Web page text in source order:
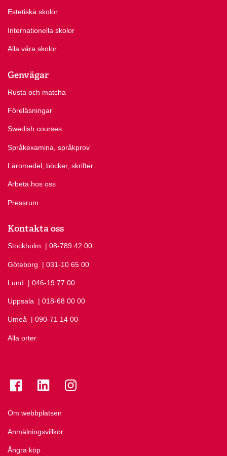
Estetiska skolor
Internationella skolor
Alla våra skolor
Genvägar
Rusta och matcha
Föreläsningar
Swedish courses
Språkexamina, språkprov
Läromedel, böcker, skrifter
Arbeta hos oss
Pressrum
Kontakta oss
Stockholm Ring Stockholm på
| 08-789 42 00
Göteborg Ring Göteborg på
| 031-10 65 00
Lund Ring Lund på
| 046-19 77 00
Uppsala Ring Uppsala på
| 018-68 00 00
Umeå Ring Umeå på
| 090-71 14 00
Alla orter
Om webbplatsen
Anmälningsvillkor
Ångra köp
Se folkuniversitetet på Facebook
Se folkuniversitetet på LinkedIn